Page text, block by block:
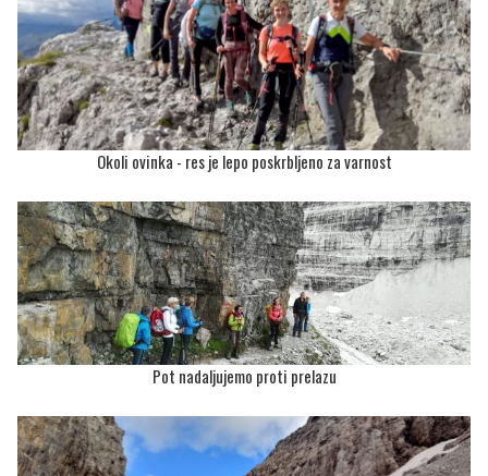
Okoli ovinka - res je lepo poskrbljeno za varnost
Pot nadaljujemo proti prelazu